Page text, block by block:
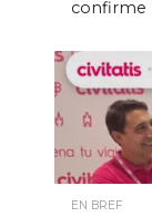
confirme
EN BREF